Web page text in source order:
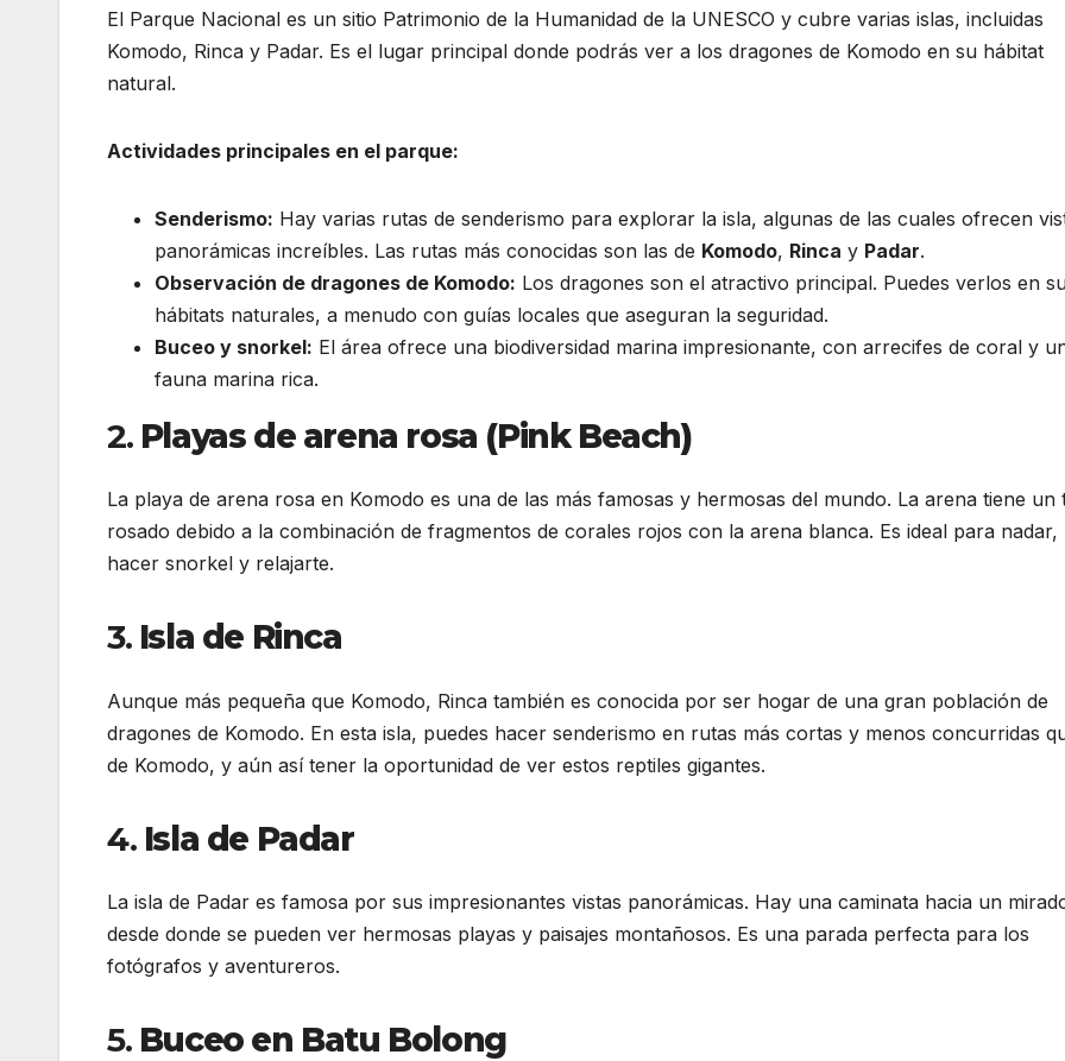
El Parque Nacional es un sitio Patrimonio de la Humanidad de la UNESCO y cubre varias islas, incluidas
Komodo, Rinca y Padar. Es el lugar principal donde podrás ver a los dragones de Komodo en su hábitat
natural.
Actividades principales en el parque:
Senderismo: Hay varias rutas de senderismo para explorar la isla, algunas de las cuales ofrecen
panorámicas increíbles. Las rutas más conocidas son las de Komodo, Rinca y Padar.
Observación de dragones de Komodo: Los dragones son el atractivo principal. Puedes verlos en
hábitats naturales, a menudo con guías locales que aseguran la seguridad.
Buceo y snorkel: El área ofrece una biodiversidad marina impresionante, con arrecifes de coral y
fauna marina rica.
2. Playas de arena rosa (Pink Beach)
La playa de arena rosa en Komodo es una de las más famosas y hermosas del mundo. La arena tiene un
rosado debido a la combinación de fragmentos de corales rojos con la arena blanca. Es ideal para nadar,
hacer snorkel y relajarte.
3. Isla de Rinca
Aunque más pequeña que Komodo, Rinca también es conocida por ser hogar de una gran población de
dragones de Komodo. En esta isla, puedes hacer senderismo en rutas más cortas y menos concurridas
de Komodo, y aún así tener la oportunidad de ver estos reptiles gigantes.
4. Isla de Padar
La isla de Padar es famosa por sus impresionantes vistas panorámicas. Hay una caminata hacia un
desde donde se pueden ver hermosas playas y paisajes montañosos. Es una parada perfecta para los
fotógrafos y aventureros.
5. Buceo en Batu Bolong